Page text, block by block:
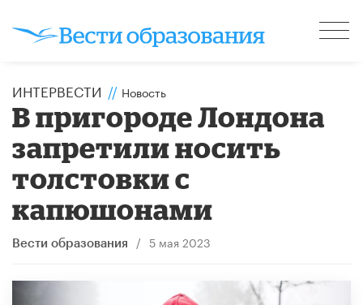
ИНТЕРВЕСТИ // Новость
В пригороде Лондона
запретили носить
толстовки с
капюшонами
Вести образования / 5 мая 2023